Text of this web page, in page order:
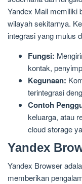
Yandex Mail memiliki
wilayah sekitarnya.
integrasi yang mulus
Fungsi:
kontak,
Kegunaan:
terintegrasi
Contoh
keluarga, atau
cloud storage
Yandex
Yandex Browser
memberikan